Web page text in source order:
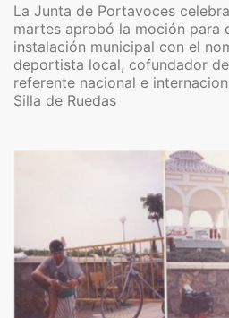
La Junta de Portavoces
martes aprobó la moción para
instalación municipal con el
deportista local, cofundador
referente nacional e
Silla de Ruedas